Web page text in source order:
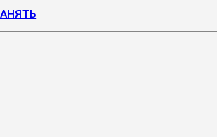
Відкриється
новій